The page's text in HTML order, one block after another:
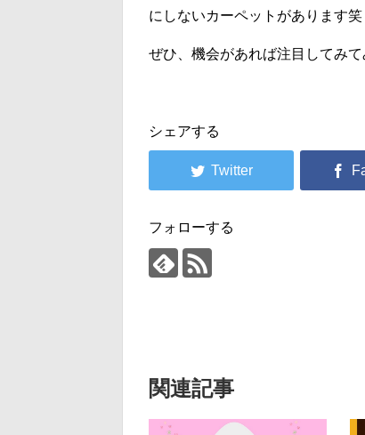
にしないカーペットがあります笑
ぜひ、機会があれば注目してみて
シェアする
フォローする
関連記事